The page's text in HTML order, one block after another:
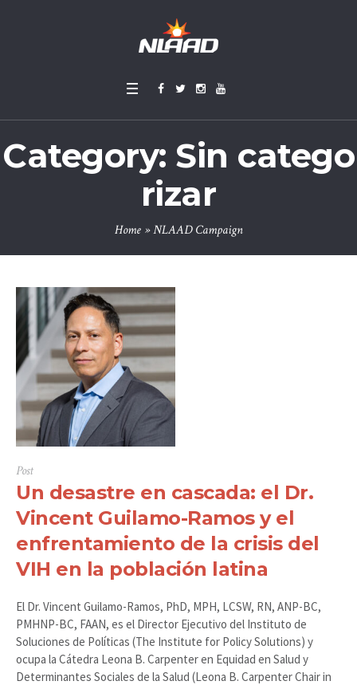
Category: Sin catego
rizar
Home»NLAAD Campaign
Post
Un desastre en cascada: el Dr.
Vincent Guilamo-Ramos y el
enfrentamiento de la crisis del
VIH en la población latina
El Dr. Vincent Guilamo-Ramos, PhD, MPH, LCSW, RN, ANP-BC,
PMHNP-BC, FAAN, es el Director Ejecutivo del Instituto de
Soluciones de Políticas (The Institute for Policy Solutions) y
ocupa la Cátedra Leona B. Carpenter en Equidad en Salud y
Determinantes Sociales de la Salud (Leona B. Carpenter Chair in